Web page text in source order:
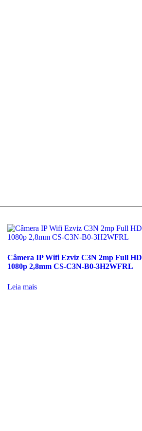
Câmera IP Wifi Ezviz C3N 2mp Full HD
1080p 2,8mm CS-C3N-B0-3H2WFRL
Leia mais